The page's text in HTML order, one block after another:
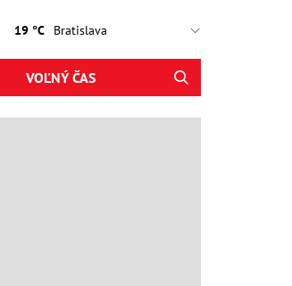
19 °C
VOĽNÝ ČAS